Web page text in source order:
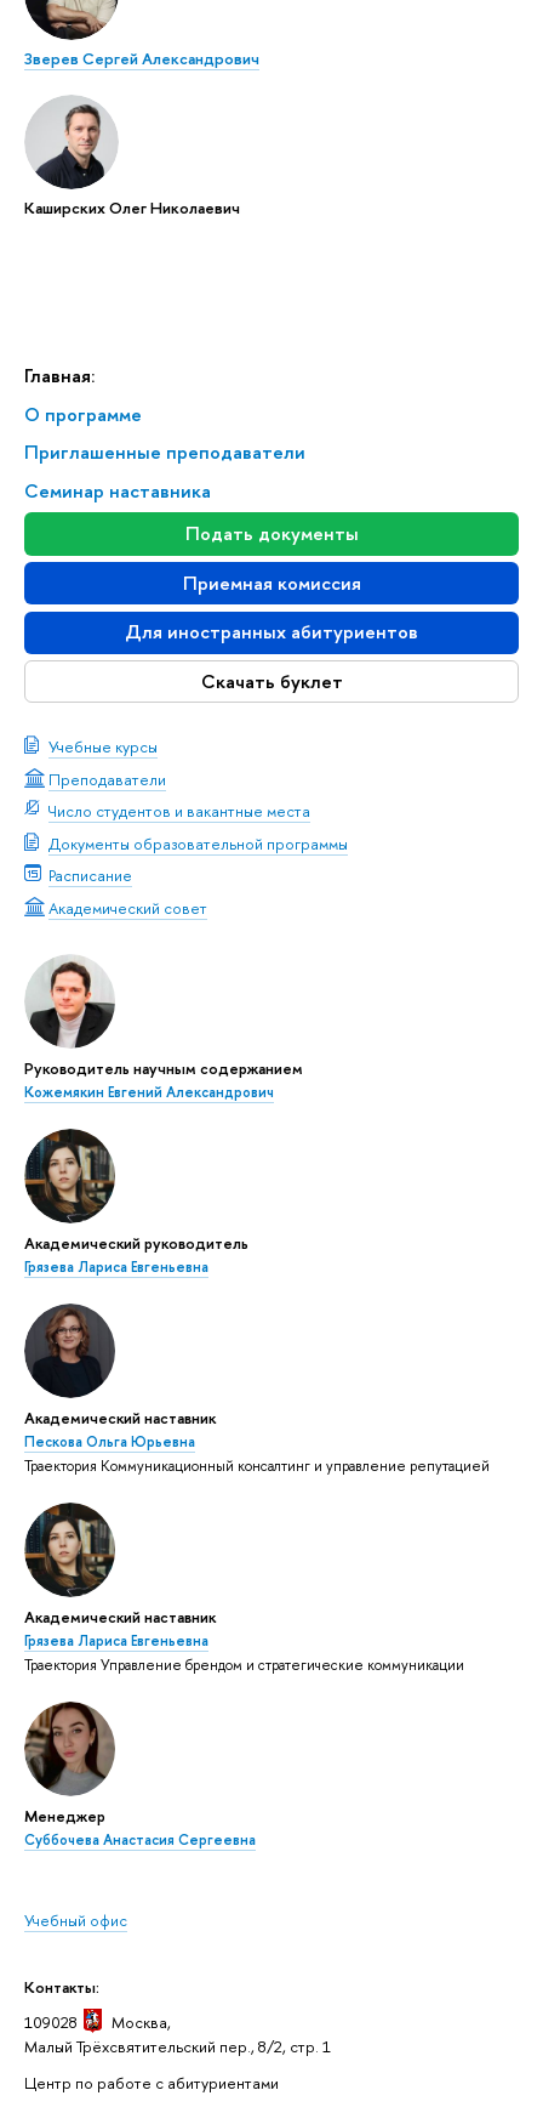
Главная:
О программе
Приглашенные преподаватели
Семинар наставника
Подать документы
Приемная комиссия
Для иностранных абитуриентов
Скачать буклет
Учебные курсы
Преподаватели
Число студентов и вакантные места
Документы образовательной программы
Расписание
Академический совет
Руководитель научным содержанием
Кожемякин Евгений Александрович
Академический руководитель
Грязева Лариса Евгеньевна
Академический наставник
Пескова Ольга Юрьевна
Траектория Коммуникационный консалтинг и управление репутацией
Академический наставник
Грязева Лариса Евгеньевна
Траектория Управление брендом и стратегические коммуникации
Менеджер
Суббочева Анастасия Сергеевна
Учебный офис
Контакты:
109028
Москва,
Малый Трёхсвятительский пер., 8/2, стр. 1
Центр по работе с абитуриентами
Зверев Сергей Александрович
Каширских Олег Николаевич